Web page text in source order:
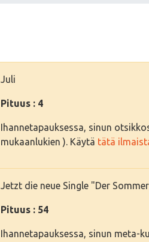
Juli
Pituus : 4
Ihannetapauksessa, sinun
mukaanlukien ). Käytä tätä
Jetzt die neue Single "Der
Pituus : 54
Ihannetapauksessa, sinun meta-